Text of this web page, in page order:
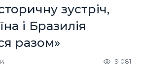
зустріч,
і Бразилія
разом»
9 081